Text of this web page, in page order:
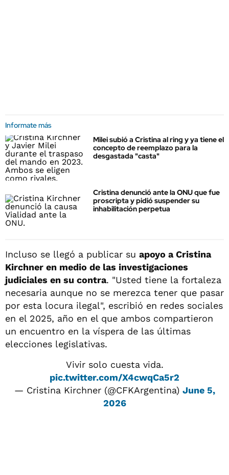
Informate más
Milei subió a Cristina al ring y ya tiene el
concepto de reemplazo para la
desgastada "casta"
Cristina denunció ante la ONU que fue
proscripta y pidió suspender su
inhabilitación perpetua
Incluso se llegó a publicar su apoyo a Cristina
Kirchner en medio de las investigaciones
judiciales en su contra. "Usted tiene la fortaleza
necesaria aunque no se merezca tener que pasar
por esta locura ilegal", escribió en redes sociales
en el 2025, año en el que ambos compartieron
un encuentro en la víspera de las últimas
elecciones legislativas.
Vivir solo cuesta vida.
pic.twitter.com/X4cwqCa5r2
— Cristina Kirchner (@CFKArgentina) June 5,
2026